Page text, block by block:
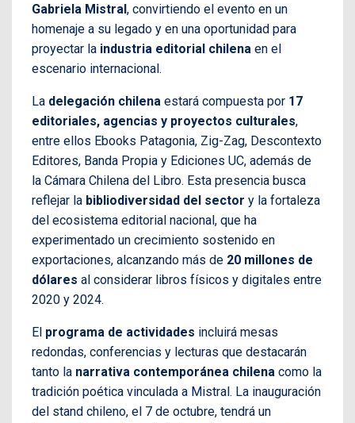
Gabriela Mistral , convirtiendo el evento en un
homenaje a su legado y en una oportunidad para
proyectar la industria editorial chilena en el
escenario internacional.
La delegación chilena estará compuesta por 17
editoriales, agencias y proyectos culturales,
entre ellos Ebooks Patagonia, Zig-Zag, Descontexto
Editores, Banda Propia y Ediciones UC, además de
la Cámara Chilena del Libro. Esta presencia busca
reflejar la bibliodiversidad del sector y la fortaleza
del ecosistema editorial nacional, que ha
experimentado un crecimiento sostenido en
exportaciones, alcanzando más de 20 millones de
dólares al considerar libros físicos y digitales entre
2020 y 2024.
El programa de actividades incluirá mesas
redondas, conferencias y lecturas que destacarán
tanto la narrativa contemporánea chilena como la
tradición poética vinculada a Mistral. La inauguración
del stand chileno, el 7 de octubre, tendrá un